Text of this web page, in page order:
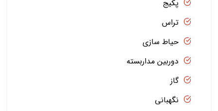
پکیج
تراس
حیاط سازی
دوربین مداربسته
گاز
نگهبانی